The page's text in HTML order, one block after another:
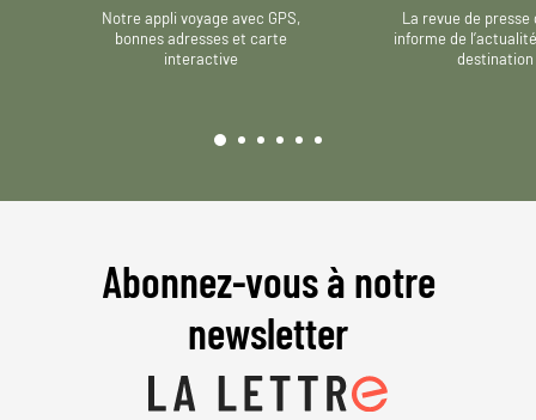
Notre appli voyage avec GPS,
bonnes adresses et carte
interactive
La revue de presse
informe de
destination
Abonnez-vous à notre
newsletter